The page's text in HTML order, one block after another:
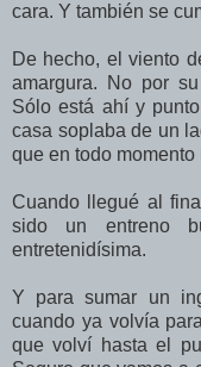
cara. Y también se
De hecho, el viento
amargura. No por
Sólo está ahí y
casa soplaba de un
que en todo momento
Cuando llegué al
sido un entreno
entretenidísima.
Y para sumar un
cuando ya volvía
que volví hasta el